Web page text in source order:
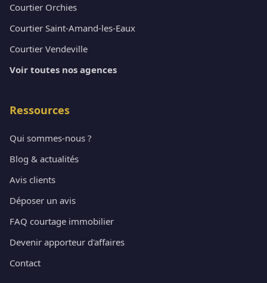
Courtier Orchies
Courtier Saint-Amand-les-Eaux
Courtier Vendeville
Voir toutes nos agences
Ressources
Qui sommes-nous ?
Blog & actualités
Avis clients
Déposer un avis
FAQ courtage immobilier
Devenir apporteur d'affaires
Contact